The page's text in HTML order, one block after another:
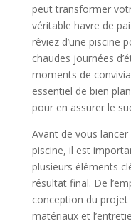
peut transformer
véritable havre de
rêviez d’une piscine
chaudes journées
moments de
essentiel de bien
pour en assurer le
Avant de vous
piscine, il est
plusieurs éléments
résultat final. De
conception du projet
matériaux et